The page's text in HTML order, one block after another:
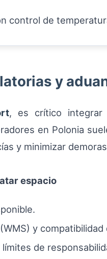
control de
y
, es crítico integrar
en Polonia
y minimizar
espacio
y compatibilidad
de